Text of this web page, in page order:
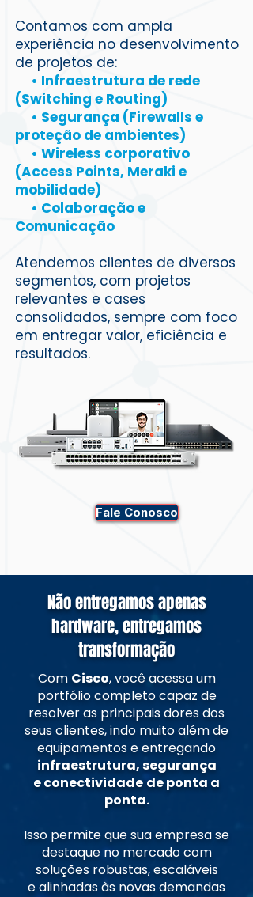
Contamos com ampla
experiência no desenvolvimento
de projetos de:
• Infraestrutura de rede
(Switching e Routing)
• Segurança (Firewalls e
proteção de ambientes)
• Wireless corporativo
(Access Points, Meraki e
mobilidade)
• Colaboração e
Comunicação
Atendemos clientes de diversos
segmentos, com projetos
relevantes e cases
consolidados, sempre com foco
em entregar valor, eficiência e
resultados.
Fale Conosco
Não entregamos apenas
hardware, entregamos
transformação
Com Cisco, você acessa um
portfólio completo capaz de
resolver as principais dores dos
seus clientes, indo muito além de
equipamentos e entregando
infraestrutura, segurança
e conectividadede ponta a
ponta.
Isso permite que sua empresa se
destaque no mercado com
soluções robustas, escaláveis
e alinhadas às novas demandas